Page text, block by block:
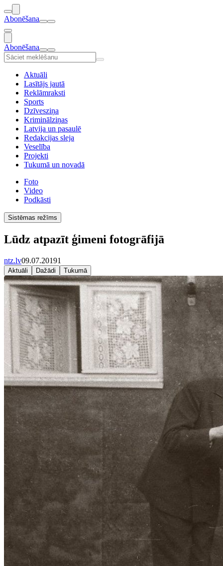
Abonēšana
Abonēšana
Aktuāli
Lasītājs jautā
Reklāmraksti
Sports
Dzīvesziņa
Kriminālziņas
Latvija un pasaulē
Redakcijas sleja
Veselība
Projekti
Tukumā un novadā
Foto
Video
Podkāsti
Sistēmas režīms
Lūdz atpazīt ģimeni fotogrāfijā
ntz.lv09.07.20191
Aktuāli Dažādi Tukumā